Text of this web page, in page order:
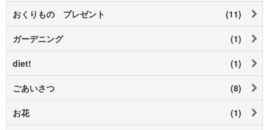
おくりもの プレゼント (11)
ガーデニング (1)
diet! (1)
ごあいさつ (8)
お花 (1)